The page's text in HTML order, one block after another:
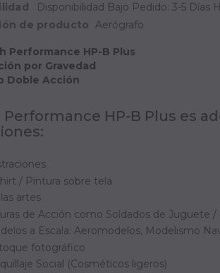
Disponibilidad Bajo Pedido: 3-5 Días
de producto Aerógrafo
Performance HP-B Plus
por Gravedad
Doble Acción
Performance HP-B Plus es
/ Pintura sobre tela
artes
de Acción como Soldados de Juguete /
a Escala: Aeromodelos, Modelismo
fotográfico
Social (Cosméticos ligeros)